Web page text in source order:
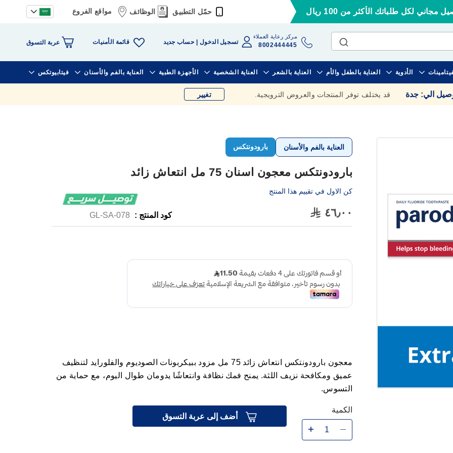
مجاني لكل طلباتك الأكثر من 100 ريال حمّل التطبيق الوظائف مواقع الفروع
مركز رعاية العملاء
8002444445 تسجيل الدخول حساب جديد قائمة الأمنيات عربة التسوق
الأدوية العناية بالطفل والأم العناية بالشعر العناية الشخصية الأجهزة الطبية العناية بالفم والأسنان فيتابيوتكس
الي: جدة قد يختلف توفر المنتجات والعروض الترويجية. تغيير
العناية بالفم والأسنان بارودونتكس
بارودونتكس معجون اسنان 75 مل انتعاش زائد
كن الاول في تقييم هذا المنتج
٤٦٫٠٠ كود المنتج : GL-SA-078
معجون بارودونتكس انتعاش زائد 75 مل مزود ببيكربونات الصوديوم والفلورايد لتنظيف
عميق ومكافحة نزيف اللثة. يمنح فمك نظافة وانتعاشًا يدومان طوال اليوم، مع حماية من